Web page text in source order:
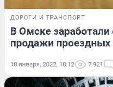
ДОРОГИ И ТРАНСПОРТ
В Омске
продажи проездных
10 января, 2022, 10:12 7 921